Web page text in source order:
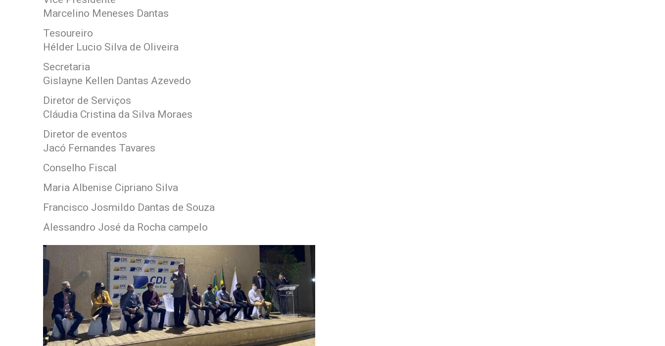
Marcelino Meneses Dantas
Tesoureiro
Hélder Lucio Silva de Oliveira
Secretaria
Gislayne Kellen Dantas Azevedo
Diretor de Serviços
Cláudia Cristina da Silva Moraes
Diretor de eventos
Jacó Fernandes Tavares
Conselho Fiscal
Maria Albenise Cipriano Silva
Francisco Josmildo Dantas de Souza
Alessandro José da Rocha campelo